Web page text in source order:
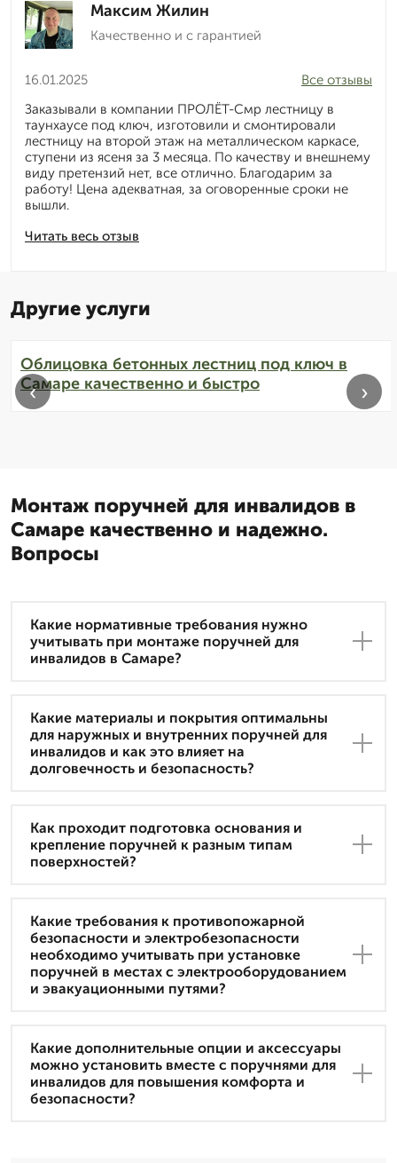
Максим Жилин
Качественно и с гарантией
16.01.2025
Читать весь отзыв
Все отзывы
Заказывали в компании ПРОЛЁТ-Смр лестницу в
таунхаусе под ключ, изготовили и смонтировали
лестницу на второй этаж на металлическом каркасе,
ступени из ясеня за 3 месяца. По качеству и внешнему
виду претензий нет, все отлично. Благодарим за
работу! Цена адекватная, за оговоренные сроки не
вышли.
Другие услуги
Облицовка бетонных лестниц под ключ в
Самаре качественно и быстро
‹ ›
Монтаж поручней для инвалидов в
Самаре качественно и надежно.
Вопросы
Какие нормативные требования нужно
учитывать при монтаже поручней для
инвалидов в Самаре?
Какие материалы и покрытия оптимальны
для наружных и внутренних поручней для
инвалидов и как это влияет на
долговечность и безопасность?
Как проходит подготовка основания и
крепление поручней к разным типам
поверхностей?
Какие требования к противопожарной
безопасности и электробезопасности
необходимо учитывать при установке
поручней в местах с электрооборудованием
и эвакуационными путями?
Какие дополнительные опции и аксессуары
можно установить вместе с поручнями для
инвалидов для повышения комфорта и
безопасности?